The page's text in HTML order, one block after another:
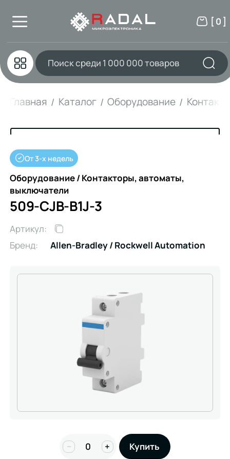
[ 0 ]
Главная Каталог Оборудование
От 3-х недель
Оборудование / Контакторы, автоматы,
выключатели
509-CJB-B1J-3
Артикул:
Бренд:
Allen-Bradley / Rockwell Automation
− + Купить